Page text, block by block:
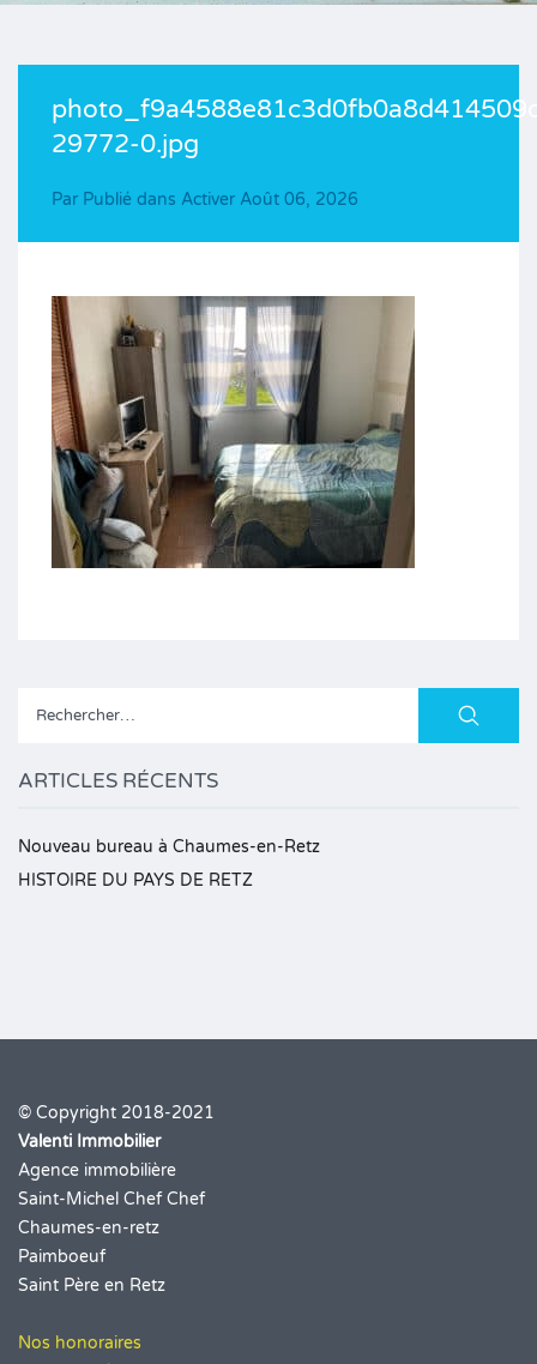
29772-0.jpg
Par Publié dans Activer Août 06, 2026
Rechercher :
ARTICLES RÉCENTS
Nouveau bureau à Chaumes-en-Retz
HISTOIRE DU PAYS DE RETZ
© Copyright 2018-2021
Valenti Immobilier
Agence immobilière
Saint-Michel Chef Chef
Chaumes-en-retz
Paimboeuf
Saint Père en Retz
Nos honoraires